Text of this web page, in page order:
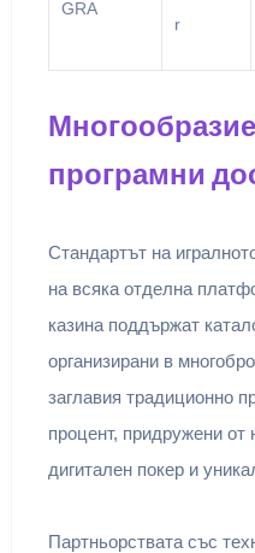
GRA
r
програмни
Стандартът на
на всяка отделна
казина поддържат
организирани в
заглавия традиционно
процент, придружени от
дигитален покер и
Партньорствата със